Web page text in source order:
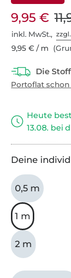
9,95 €
inkl. MwSt.,
9,95 € / m
Heute
13.08. bei
Deine
0,5 m
1 m
2 m